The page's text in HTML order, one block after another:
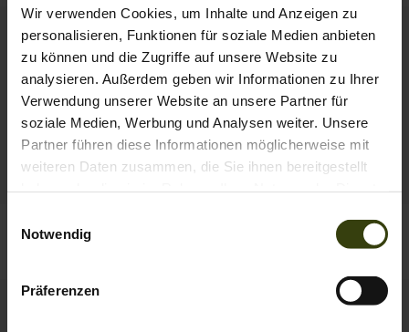
Wir verwenden Cookies, um Inhalte und Anzeigen zu
personalisieren, Funktionen für soziale Medien anbieten
zu können und die Zugriffe auf unsere Website zu
analysieren. Außerdem geben wir Informationen zu Ihrer
Verwendung unserer Website an unsere Partner für
soziale Medien, Werbung und Analysen weiter. Unsere
Partner führen diese Informationen möglicherweise mit
weiteren Daten zusammen, die Sie ihnen bereitgestellt
Notwendig
Präferenzen
Highpoint Harriet Jacke Celsius Aia Heat Jacke